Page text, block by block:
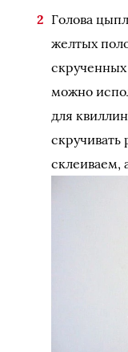
Голова
желтых
можно
для
скручивать
склеиваем,